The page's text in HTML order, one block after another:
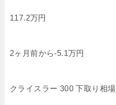
117.2万円
2ヶ月前から-5.1万円
クライスラー 300 下取り相場